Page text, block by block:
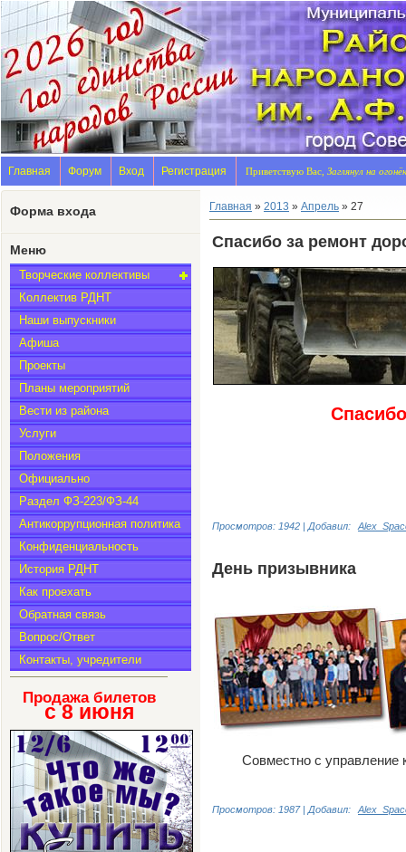
Главная Форум Вход Регистрация Приветствую Вас, Заглянул на огонёк
Форма входа
Меню
Творческие коллективы
Коллектив РДНТ
Наши выпускники
Афиша
Проекты
Планы мероприятий
Вести из района
Услуги
Положения
Официально
Раздел ФЗ-223/ФЗ-44
Антикоррупционная политика
Конфиденциальность
История РДНТ
Как проехать
Обратная связь
Вопрос/Ответ
Контакты, учредители
Продажа билетов
с 8 июня
Главная » 2013 » Апрель » 27
Спасибо за ремонт
Просмотров: 1942 | Добавил:
День призывника
Совместно с управление
Просмотров: 1987 | Добавил: